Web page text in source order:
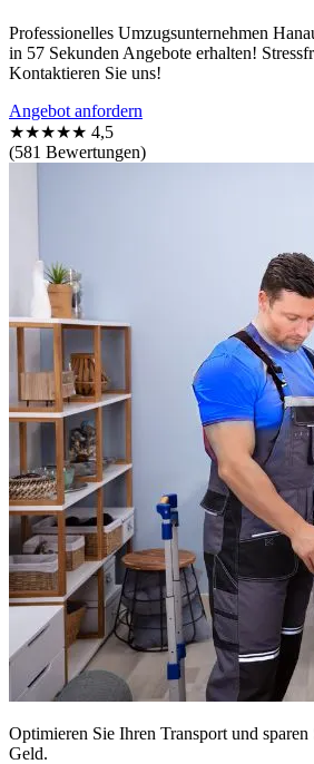
Professionelles Umzugsunternehmen
in 57 Sekunden Angebote erhalten!
Kontaktieren Sie uns!
Angebot anfordern
★★★★★ 4,5
(581 Bewertungen)
Optimieren Sie Ihren Transport und
Geld.